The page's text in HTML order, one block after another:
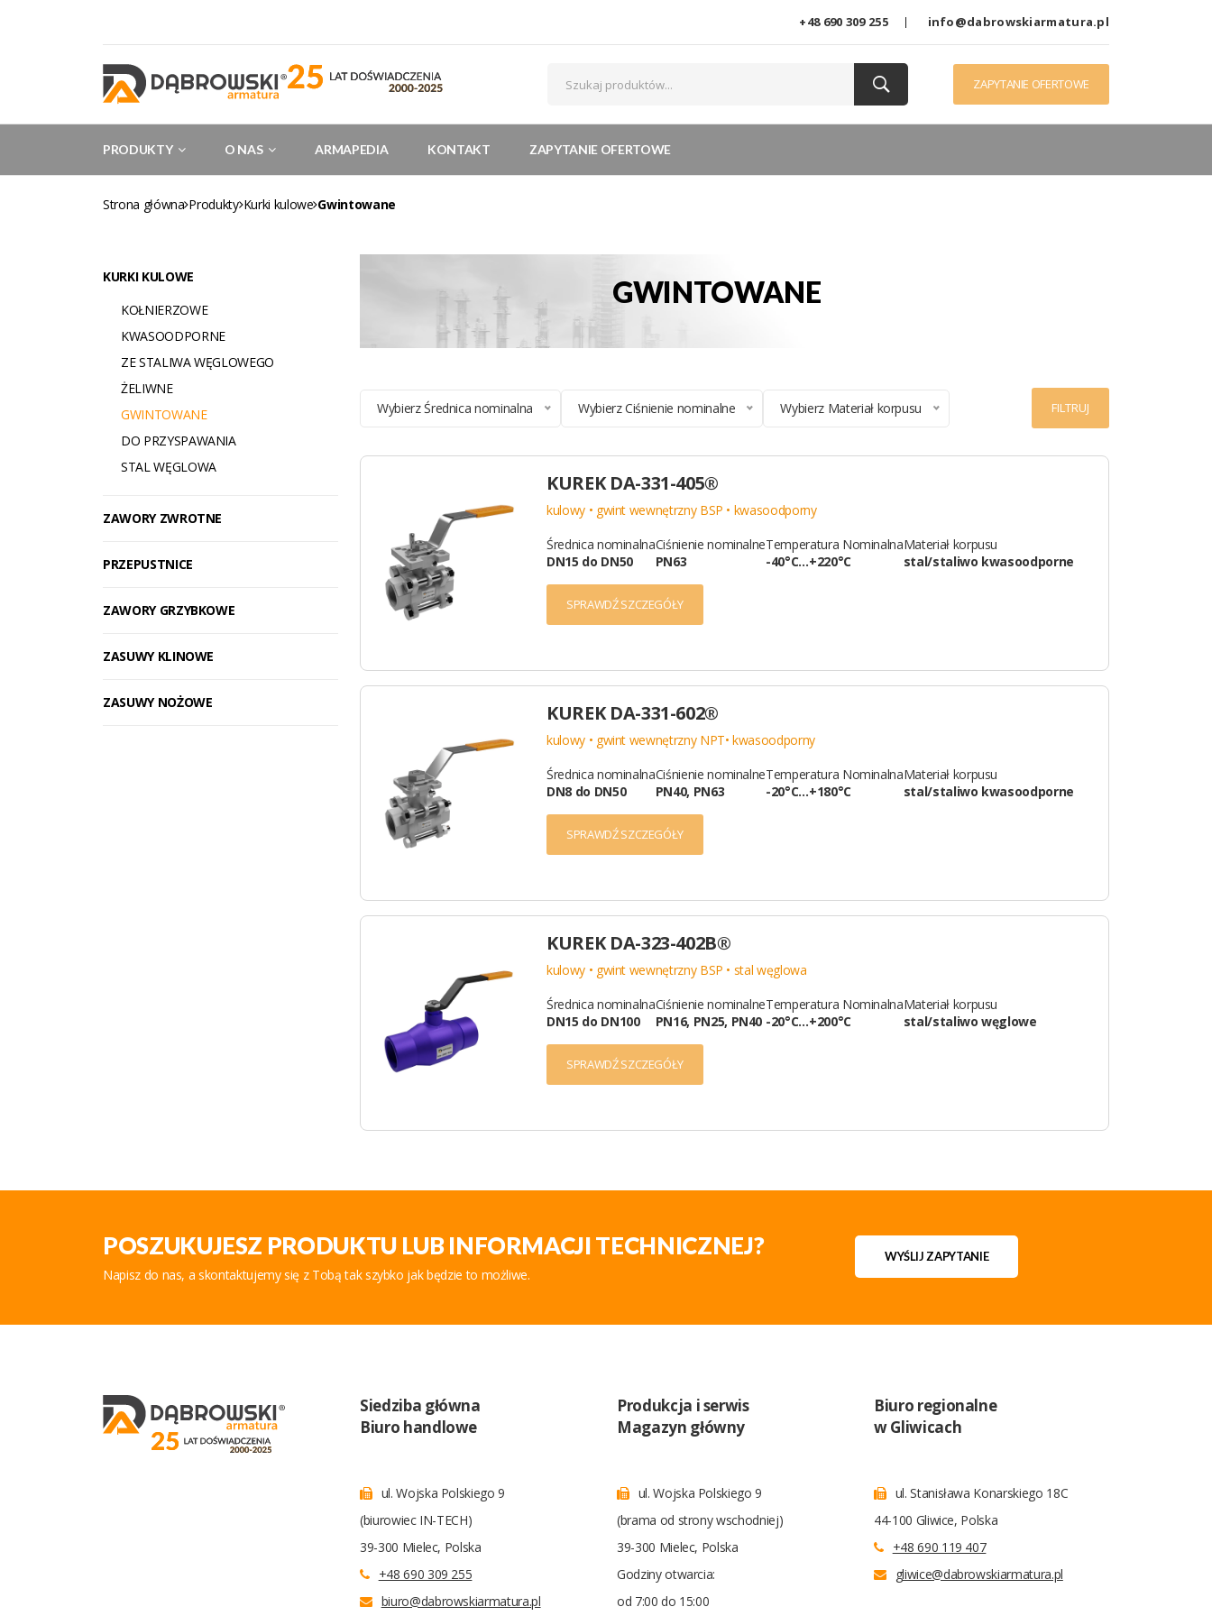
+48 690 309 255 info@dabrowskiarmatura.pl
ZAPYTANIE OFERTOWE
PRODUKTY O NAS ARMAPEDIA KONTAKT ZAPYTANIE OFERTOWE
Strona główna Produkty Kurki kulowe Gwintowane
KURKI KULOWE
DO PRZYSPAWANIA
GWINTOWANE
KOŁNIERZOWE
KWASOODPORNE
STAL WĘGLOWA
ZE STALIWA WĘGLOWEGO
ŻELIWNE
PRZEPUSTNICE
ZASUWY KLINOWE
ZASUWY NOŻOWE
ZAWORY GRZYBKOWE
ZAWORY ZWROTNE
GWINTOWANE
Wybierz Średnica nominalna Wybierz Ciśnienie nominalne Wybierz Materiał korpusu FILTRUJ
KUREK DA-331-405®
kulowy • gwint wewnętrzny BSP • kwasoodporny
Średnica nominalna
DN15 do DN50
Ciśnienie nominalne
PN63
Temperatura Nominalna
-40°C…+220°C
Materiał korpusu
stal/staliwo kwasoodporne
SPRAWDŹ SZCZEGÓŁY
KUREK DA-331-602®
kulowy • gwint wewnętrzny NPT• kwasoodporny
Średnica nominalna
DN8 do DN50
Ciśnienie nominalne
PN40, PN63
Temperatura Nominalna
-20°C…+180°C
Materiał korpusu
stal/staliwo kwasoodporne
SPRAWDŹ SZCZEGÓŁY
KUREK DA-323-402B®
kulowy • gwint wewnętrzny BSP • stal węglowa
Średnica nominalna
DN15 do DN100
Ciśnienie nominalne
PN16, PN25, PN40
Temperatura Nominalna
-20°C…+200°C
Materiał korpusu
stal/staliwo węglowe
SPRAWDŹ SZCZEGÓŁY
POSZUKUJESZ PRODUKTU LUB INFORMACJI TECHNICZNEJ?
Napisz do nas, a skontaktujemy się z Tobą tak szybko jak będzie to możliwe.
WYŚLIJ ZAPYTANIE
Siedziba główna
Biuro handlowe
ul. Wojska Polskiego 9
(biurowiec IN-TECH)
39-300 Mielec, Polska
+48 690 309 255
biuro@dabrowskiarmatura.pl
Produkcja i serwis
Magazyn główny
ul. Wojska Polskiego 9
(brama od strony wschodniej)
39-300 Mielec, Polska
Godziny otwarcia:
od 7:00 do 15:00
Biuro regionalne
w Gliwicach
ul. Stanisława Konarskiego 18C
44-100 Gliwice, Polska
+48 690 119 407
gliwice@dabrowskiarmatura.pl